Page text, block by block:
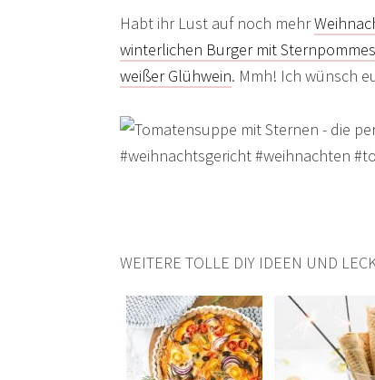
Habt ihr Lust auf noch mehr
winterlichen Burger mit Sternpommes
weißer Glühwein. Mmh! Ich wünsch
WEITERE TOLLE DIY IDEEN UND